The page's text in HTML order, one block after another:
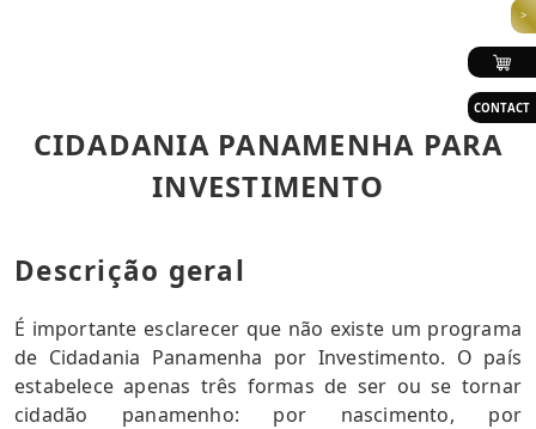
>
CONTACT
CIDADANIA PANAMENHA PARA
INVESTIMENTO
Descrição geral
É importante esclarecer que não existe um programa
de Cidadania Panamenha por Investimento. O país
estabelece apenas três formas de ser ou se tornar
cidadão panamenho: por nascimento, por